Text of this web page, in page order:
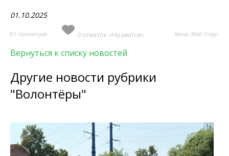
01.10.2025
81 просмотров 0 отметок «Нравится» Автор: Мой Округ
Вернуться к списку новостей
Другие новости рубрики
"Волонтёры"